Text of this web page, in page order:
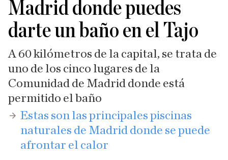
Madrid donde puedes
darte un baño en el Tajo
A 60 kilómetros de la capital, se trata de
uno de los cinco lugares de la
Comunidad de Madrid donde está
permitido el baño
Estas son las principales piscinas
naturales de Madrid donde se puede
afrontar el calor